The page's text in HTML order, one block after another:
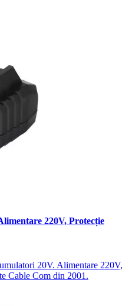
220V, Protecție
20V. Alimentare 220V,
Cable Com din 2001.